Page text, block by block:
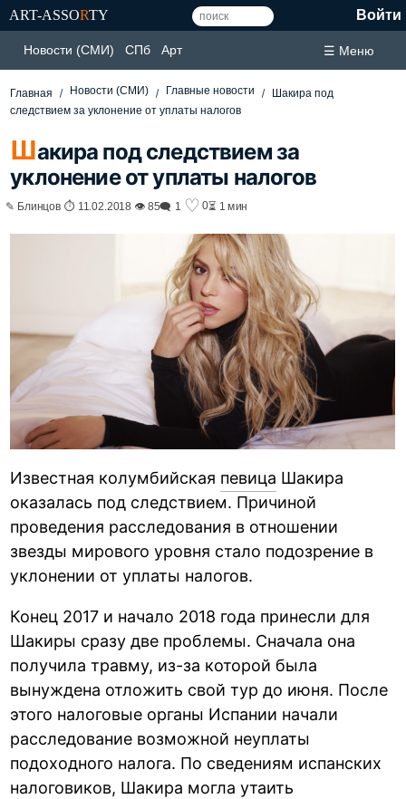
ART-ASSORTY Войти
Новости (СМИ) СПб Арт ☰ Меню
Главная Новости (СМИ) Главные новости
Шакира под
следствием за уклонение от уплаты налогов
Шакира под следствием за
уклонение от уплаты налогов
✎ Блинцов ⏱ 11.02.2018 👁 85🗨 1 ♡ 0⏳ 1 мин
Известная колумбийская певица Шакира
оказалась под следствием. Причиной
проведения расследования в отношении
звезды мирового уровня стало подозрение в
уклонении от уплаты налогов.
Конец 2017 и начало 2018 года принесли для
Шакиры сразу две проблемы. Сначала она
получила травму, из-за которой была
вынуждена отложить свой тур до июня. После
этого налоговые органы Испании начали
расследование возможной неуплаты
подоходного налога. По сведениям испанских
налоговиков, Шакира могла утаить